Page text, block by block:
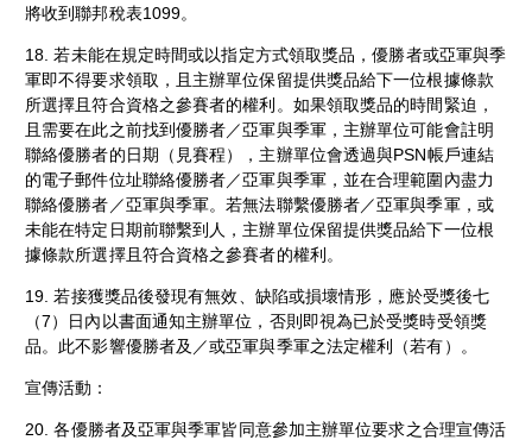
將收到聯邦稅表1099。
18. 若未能在規定時間或以指定方式領取獎品，優勝者或亞軍與季
軍即不得要求領取，且主辦單位保留提供獎品給下一位根據條款
所選擇且符合資格之參賽者的權利。如果領取獎品的時間緊迫，
且需要在此之前找到優勝者／亞軍與季軍，主辦單位可能會註明
聯絡優勝者的日期（見賽程），主辦單位會透過與PSN帳戶連結
的電子郵件位址聯絡優勝者／亞軍與季軍，並在合理範圍內盡力
聯絡優勝者／亞軍與季軍。若無法聯繫優勝者／亞軍與季軍，或
未能在特定日期前聯繫到人，主辦單位保留提供獎品給下一位根
據條款所選擇且符合資格之參賽者的權利。
19. 若接獲獎品後發現有無效、缺陷或損壞情形，應於受獎後七
（7）日內以書面通知主辦單位，否則即視為已於受獎時受領獎
品。此不影響優勝者及／或亞軍與季軍之法定權利（若有）。
宣傳活動：
20. 各優勝者及亞軍與季軍皆同意參加主辦單位要求之合理宣傳活